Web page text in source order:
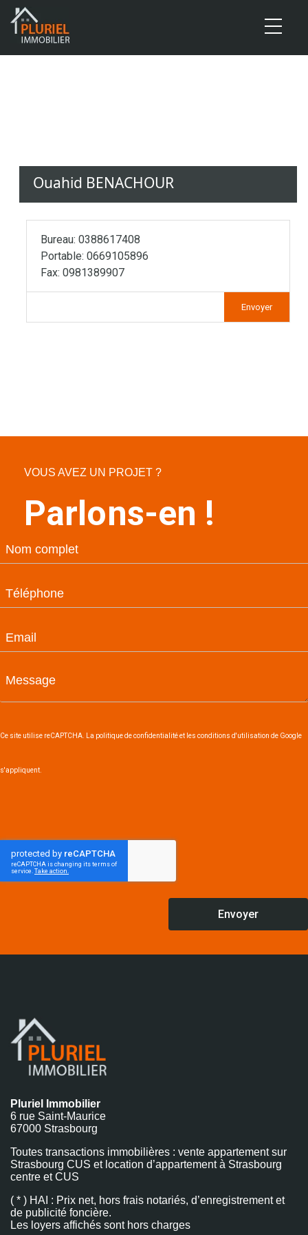
Ouahid BENACHOUR
Bureau: 0388617408
Portable: 0669105896
Fax: 0981389907
Envoyer
VOUS AVEZ UN PROJET ?
Parlons-en !
Ce site utilise reCAPTCHA. La politique de confidentialité et les conditions d'utilisation de Google
s'appliquent.
Envoyer
Pluriel Immobilier
6 rue Saint-Maurice
67000 Strasbourg
Toutes transactions immobilières : vente appartement sur
Strasbourg CUS et location d’appartement à Strasbourg
centre et CUS
( * ) HAI : Prix net, hors frais notariés, d’enregistrement et
de publicité foncière.
Les loyers affichés sont hors charges
Cookies management panel